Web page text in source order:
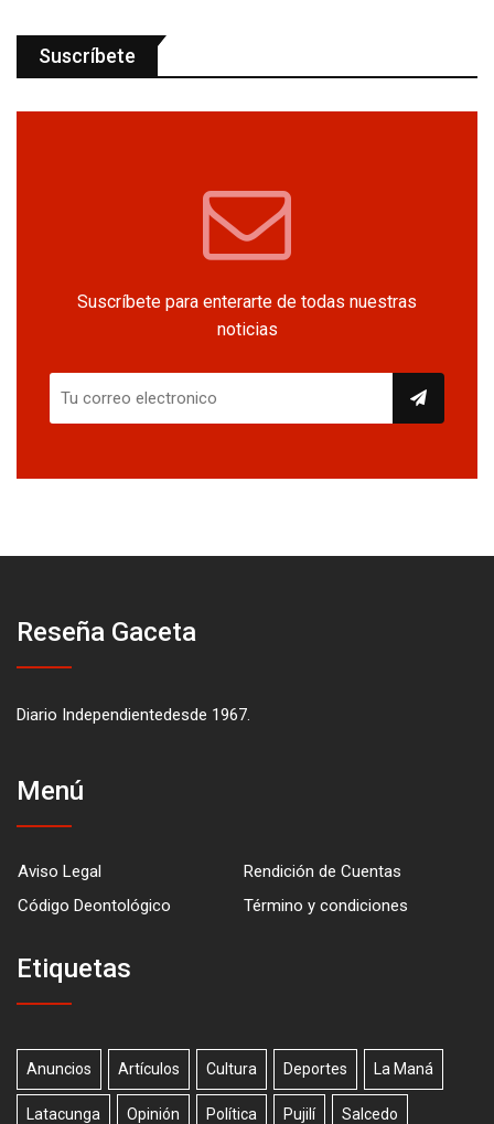
Suscríbete
Suscríbete para enterarte de todas nuestras
noticias
Reseña Gaceta
Diario Independientedesde 1967.
Menú
Aviso Legal
Rendición de Cuentas
Código Deontológico
Término y condiciones
Etiquetas
Anuncios Artículos Cultura Deportes La Maná
Latacunga Opinión Política Pujilí Salcedo